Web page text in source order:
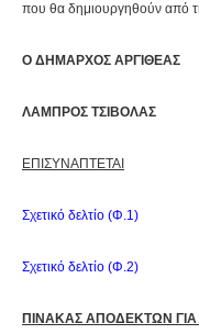
που θα δημιουργηθούν από
Ο ΔΗΜΑΡΧΟΣ ΑΡΓΙΘΕΑΣ
ΛΑΜΠΡΟΣ ΤΣΙΒΟΛΑΣ
ΕΠΙΣΥΝΑΠΤΕΤΑΙ
Σχετικό δελτίο (Φ.1)
Σχετικό δελτίο (Φ.2)
ΠΙΝΑΚΑΣ ΑΠΟΔΕΚΤΩΝ ΓΙΑ